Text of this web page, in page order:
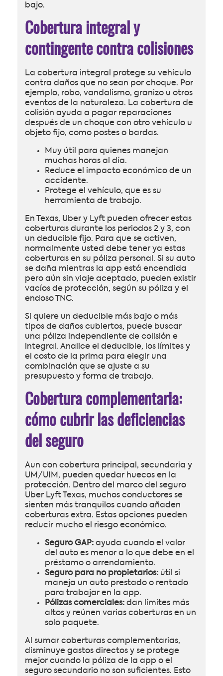
bajo.
Cobertura integral y
contingente contra colisiones
La cobertura integral protege su vehículo
contra daños que no sean por choque. Por
ejemplo, robo, vandalismo, granizo u otros
eventos de la naturaleza. La cobertura de
colisión ayuda a pagar reparaciones
después de un choque con otro vehículo u
objeto fijo, como postes o bardas.
Muy útil para quienes manejan
muchas horas al día.
Reduce el impacto económico de un
accidente.
Protege el vehículo, que es su
herramienta de trabajo.
En Texas, Uber y Lyft pueden ofrecer estas
coberturas durante los periodos 2 y 3, con
un deducible fijo. Para que se activen,
normalmente usted debe tener ya estas
coberturas en su póliza personal. Si su auto
se daña mientras la app está encendida
pero aún sin viaje aceptado, pueden existir
vacíos de protección, según su póliza y el
endoso TNC.
Si quiere un deducible más bajo o más
tipos de daños cubiertos, puede buscar
una póliza independiente de colisión e
integral. Analice el deducible, los límites y
el costo de la prima para elegir una
combinación que se ajuste a su
presupuesto y forma de trabajo.
Cobertura complementaria:
cómo cubrir las deficiencias
del seguro
Aun con cobertura principal, secundaria y
UM/UIM, pueden quedar huecos en la
protección. Dentro del marco del seguro
Uber Lyft Texas, muchos conductores se
sienten más tranquilos cuando añaden
coberturas extra. Estas opciones pueden
reducir mucho el riesgo económico.
Seguro GAP: ayuda cuando el valor
del auto es menor a lo que debe en el
préstamo o arrendamiento.
Seguro para no propietarios: útil si
maneja un auto prestado o rentado
para trabajar en la app.
Pólizas comerciales: dan límites más
altos y reúnen varias coberturas en un
solo paquete.
Al sumar coberturas complementarias,
disminuye gastos directos y se protege
mejor cuando la póliza de la app o el
seguro secundario no son suficientes. Esto